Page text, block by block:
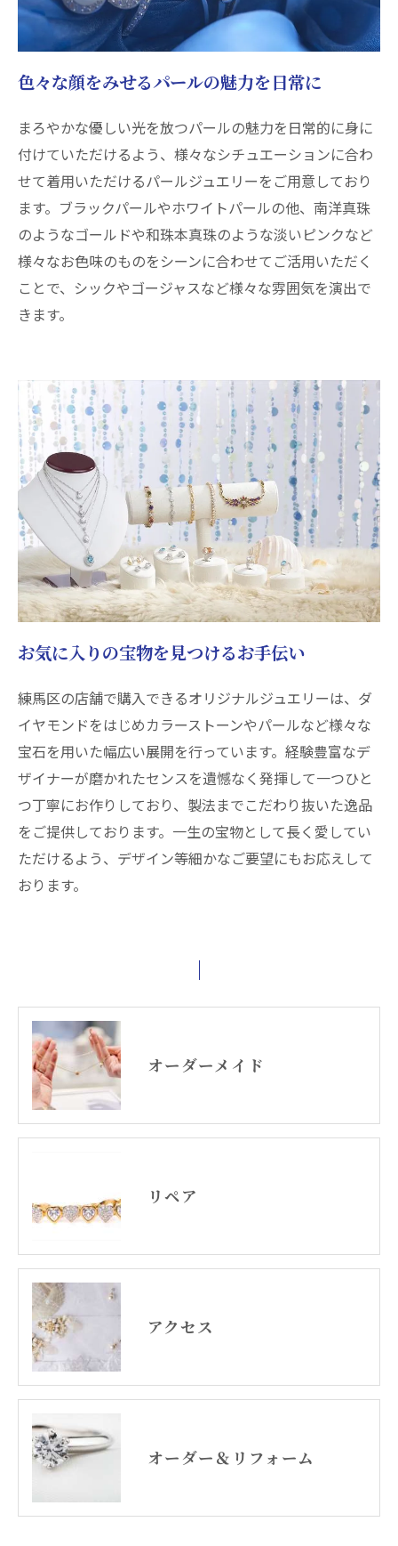
色々な顔をみせるパールの魅力を日常に
まろやかな優しい光を放つパールの魅力を日常的に身に
付けていただけるよう、様々なシチュエーションに合わ
せて着用いただけるパールジュエリーをご用意しており
ます。ブラックパールやホワイトパールの他、南洋真珠
のようなゴールドや和珠本真珠のような淡いピンクなど
様々なお色味のものをシーンに合わせてご活用いただく
ことで、シックやゴージャスなど様々な雰囲気を演出で
きます。
お気に入りの宝物を見つけるお手伝い
練馬区の店舗で購入できるオリジナルジュエリーは、ダ
イヤモンドをはじめカラーストーンやパールなど様々な
宝石を用いた幅広い展開を行っています。経験豊富なデ
ザイナーが磨かれたセンスを遺憾なく発揮して一つひと
つ丁寧にお作りしており、製法までこだわり抜いた逸品
をご提供しております。一生の宝物として長く愛してい
ただけるよう、デザイン等細かなご要望にもお応えして
おります。
オーダーメイド
リペア
アクセス
オーダー＆リフォーム